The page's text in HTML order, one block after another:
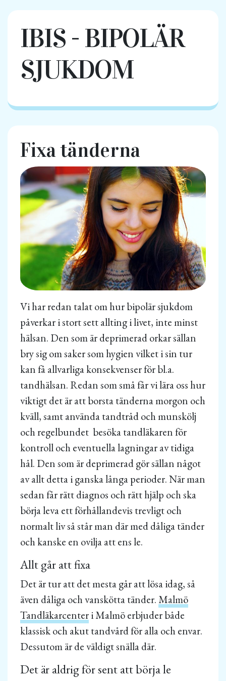
IBIS - BIPOLÄR
SJUKDOM
Fixa tänderna
Vi har redan talat om hur bipolär sjukdom
påverkar i stort sett allting i livet, inte minst
hälsan. Den som är deprimerad orkar sällan
bry sig om saker som hygien vilket i sin tur
kan få allvarliga konsekvenser för bl.a.
tandhälsan. Redan som små får vi lära oss hur
viktigt det är att borsta tänderna morgon och
kväll, samt använda tandtråd och munskölj
och regelbundet besöka tandläkaren för
kontroll och eventuella lagningar av tidiga
hål. Den som är deprimerad gör sällan något
av allt detta i ganska långa perioder. När man
sedan får rätt diagnos och rätt hjälp och ska
börja leva ett förhållandevis trevligt och
normalt liv så står man där med dåliga tänder
och kanske en ovilja att ens le.
Allt går att fixa
Det är tur att det mesta går att lösa idag, så
även dåliga och vanskötta tänder. Malmö
Tandläkarcenteri Malmö erbjuder både
klassisk och akut tandvård för alla och envar.
Dessutom är de väldigt snälla där.
Det är aldrig för sent att börja le